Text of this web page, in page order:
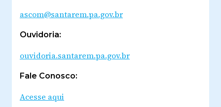
ascom@santarem.pa.gov.br
Ouvidoria:
ouvidoria.santarem.pa.gov.br
Fale Conosco:
Acesse aqui